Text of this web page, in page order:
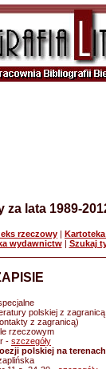
za lata 1989-
rzeczowy |
wydawnictw| Szukaj
polskiej z zagranicą
z zagranicą)
rzeczowym
- szczegóły
polskiej na